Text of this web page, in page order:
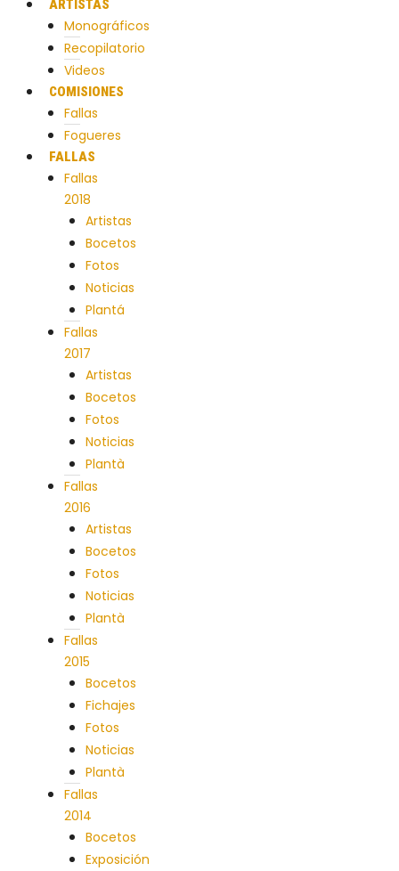
ARTISTAS
Monográficos
Recopilatorio
Videos
COMISIONES
Fallas
Fogueres
FALLAS
Fallas
2018
Artistas
Bocetos
Fotos
Noticias
Plantá
Fallas
2017
Artistas
Bocetos
Fotos
Noticias
Plantà
Fallas
2016
Artistas
Bocetos
Fotos
Noticias
Plantà
Fallas
2015
Bocetos
Fichajes
Fotos
Noticias
Plantà
Fallas
2014
Bocetos
Exposición